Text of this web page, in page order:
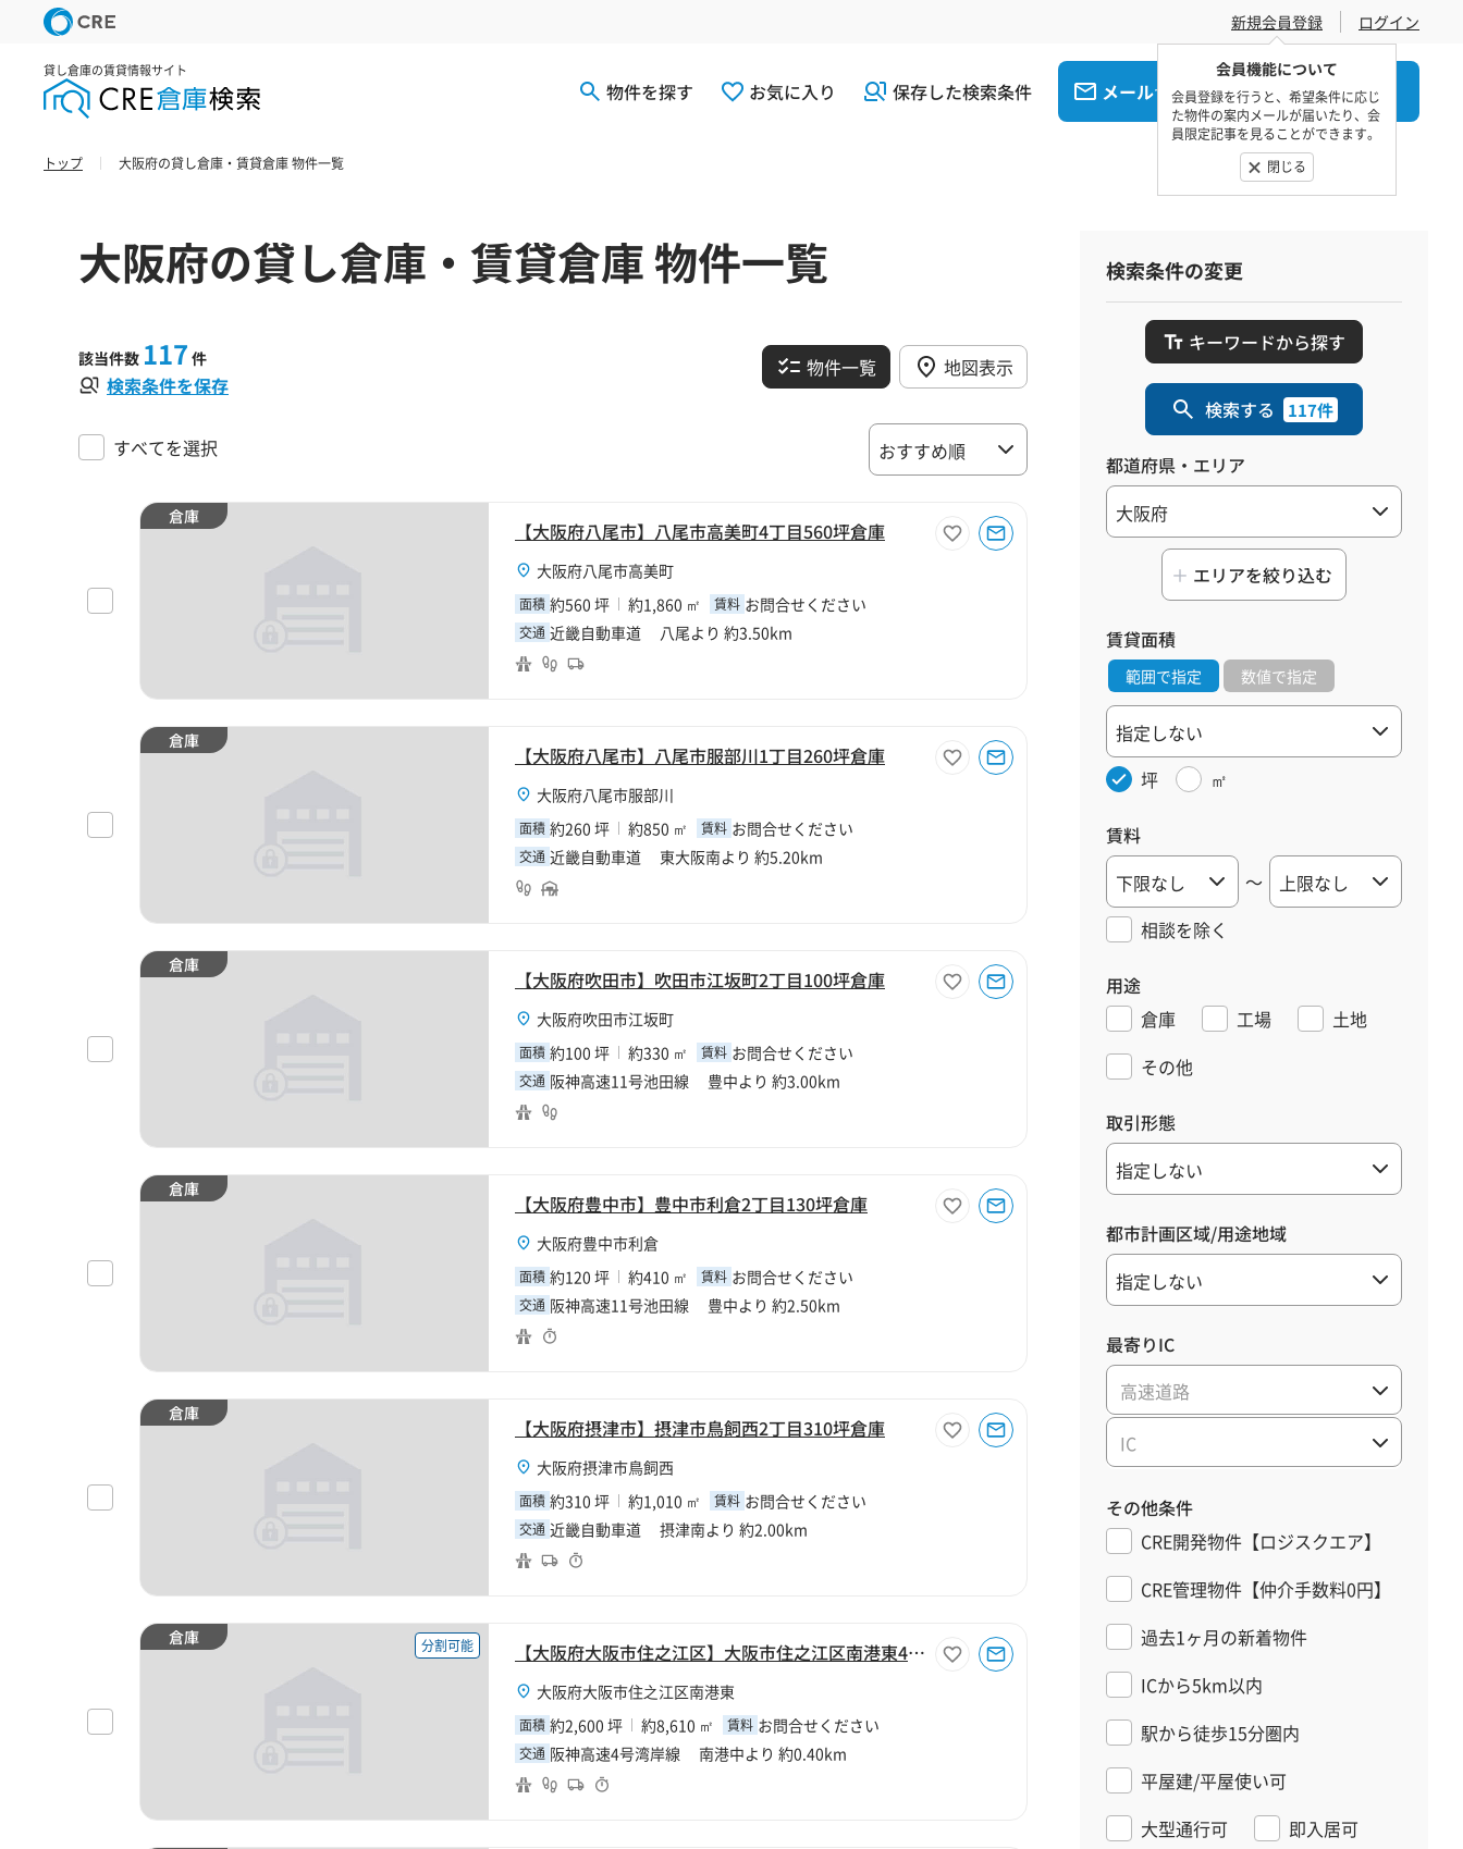
新規会員登録
会員機能について
会員登録を行うと、希望条件に応じ
た物件の案内メールが届いたり、会
員限定記事を見ることができます。
閉じる
ログイン
貸し倉庫の賃貸情報サイト
物件を探す お気に入り 保存した検索条件 メールでお問合せ 電話でお問合せ
トップ 大阪府の貸し倉庫・賃貸倉庫 物件一覧
大阪府の貸し倉庫・賃貸倉庫 物件一覧
該当件数 117 件
検索条件を保存
物件一覧 地図表示
すべてを選択
倉庫
【大阪府八尾市】八尾市高美町4丁目560坪倉庫
大阪府八尾市高美町
面積 約560 坪 約1,860 ㎡ 賃料 お問合せください
交通 近畿自動車道 八尾より 約3.50km
倉庫
【大阪府八尾市】八尾市服部川1丁目260坪倉庫
大阪府八尾市服部川
面積 約260 坪 約850 ㎡ 賃料 お問合せください
交通 近畿自動車道 東大阪南より 約5.20km
倉庫
【大阪府吹田市】吹田市江坂町2丁目100坪倉庫
大阪府吹田市江坂町
面積 約100 坪 約330 ㎡ 賃料 お問合せください
交通 阪神高速11号池田線 豊中より 約3.00km
倉庫
【大阪府豊中市】豊中市利倉2丁目130坪倉庫
大阪府豊中市利倉
面積 約120 坪 約410 ㎡ 賃料 お問合せください
交通 阪神高速11号池田線 豊中より 約2.50km
倉庫
【大阪府摂津市】摂津市鳥飼西2丁目310坪倉庫
大阪府摂津市鳥飼西
面積 約310 坪 約1,010 ㎡ 賃料 お問合せください
交通 近畿自動車道 摂津南より 約2.00km
倉庫 分割可能 【大阪府大阪市住之江区】大阪市住之江区南港東4丁目2600坪倉庫
大阪府大阪市住之江区南港東
面積 約2,600 坪 約8,610 ㎡ 賃料 お問合せください
交通 阪神高速4号湾岸線 南港中より 約0.40km
検索条件の変更
キーワードから探す
検索する 117件
都道府県・エリア
エリアを絞り込む
賃貸面積
範囲で指定 数値で指定
坪 ㎡
賃料
～
相談を除く
用途
倉庫
工場
土地
その他
取引形態
都市計画区域/用途地域
最寄りIC
高速道路
IC
その他条件
CRE開発物件【ロジスクエア】
CRE管理物件【仲介手数料0円】
過去1ヶ月の新着物件
ICから5km以内
駅から徒歩15分圏内
平屋建/平屋使い可
大型通行可
即入居可